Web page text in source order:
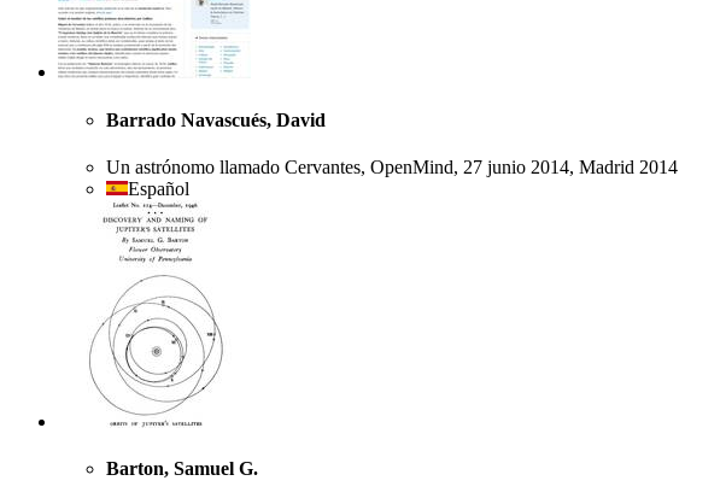
Barrado Navascués, David
Un astrónomo llamado Cervantes, OpenMind, 27 junio 2014, Madrid 2014
Español
Barton, Samuel G.